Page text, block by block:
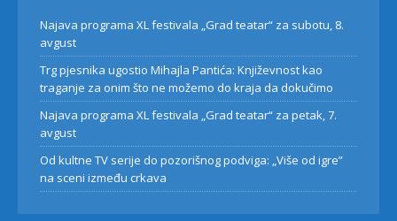
Najava programa XL festivala „Grad teatar“ za subotu, 8.
avgust
Trg pjesnika ugostio Mihajla Pantića: Književnost kao
traganje za onim što ne možemo do kraja da dokučimo
Najava programa XL festivala „Grad teatar“ za petak, 7.
avgust
Od kultne TV serije do pozorišnog podviga: „Više od igre”
na sceni između crkava